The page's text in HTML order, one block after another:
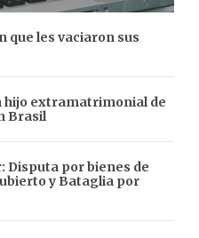
que les vaciaron sus
hijo extramatrimonial de
Brasil
Disputa por bienes de
y Bataglia por